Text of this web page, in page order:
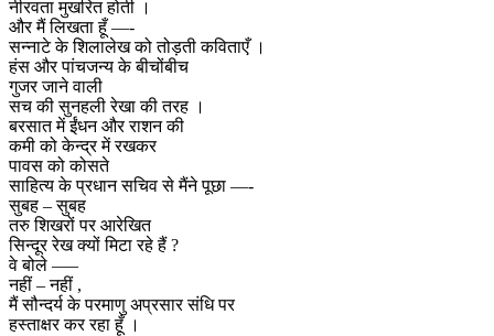
नीरवता मुखरित होती ।
और मैं लिखता हूँ —-
सन्नाटे के शिलालेख को तोड़ती कविताएँ ।
हंस और पांचजन्य के बीचोंबीच
गुजर जाने वाली
सच की सुनहली रेखा की तरह ।
बरसात में ईंधन और राशन की
कमी को केन्द्र में रखकर
पावस को कोसते
साहित्य के प्रधान सचिव से मैंने पूछा —-
सुबह – सुबह
तरु शिखरों पर आरेखित
सिन्दूर रेख क्यों मिटा रहे हैं ?
वे बोले —–
नहीं – नहीं ,
मैं सौन्दर्य के परमाणु अप्रसार संधि पर
हस्ताक्षर कर रहा हूँ ।